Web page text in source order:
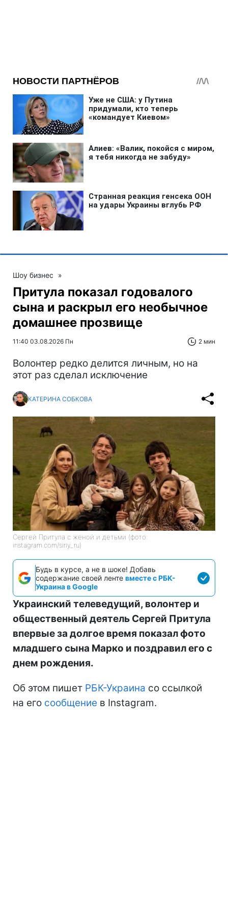
Шоу бизнес »
Притула показал годовалого
сына и раскрыл его необычное
домашнее прозвище
11:40 03.08.2026 Пн 2 мин
Волонтер редко делится личным, но на
этот раз сделал исключение
КАТЕРИНА СОБКОВА
Сергей Притула с женой и детьми (фото:
instagram.com/siriy_ru)
Будь в курсе, а не в шоке! Добавь
содержание своей ленте вместе с РБК-
Украина в Google
Украинский телеведущий, волонтер и
общественный деятель Сергей Притула
впервые за долгое время показал фото
младшего сына Марко и поздравил его с
днем рождения.
Об этом пишет РБК-Украина со ссылкой
на его сообщение в Instagram.